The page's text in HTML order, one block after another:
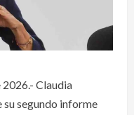
Claudia
su segundo informe